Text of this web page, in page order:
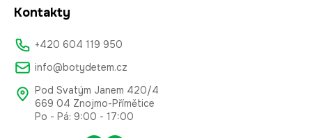
Kontakty
+420 604 119 950
info@botydetem.cz
Pod Svatým Janem 420/4
669 04 Znojmo-Přímětice
Po - Pá: 9:00 - 17:00